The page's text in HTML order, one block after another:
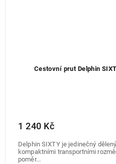
Cestovní prut Delphin
1 240 Kč
Delphin SIXTY je jedinečný
kompaktními transportními
poměr...